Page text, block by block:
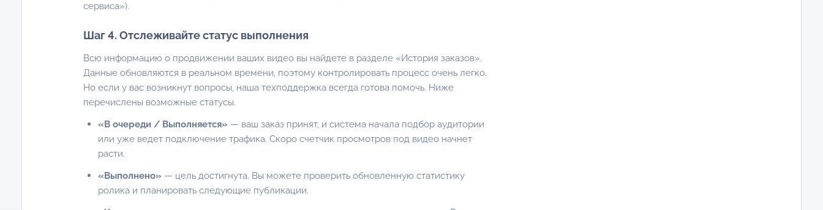
сервиса»).
Шаг 4. Отслеживайте статус выполнения
Всю информацию о продвижении ваших видео вы найдете в разделе «История заказов».
Данные обновляются в реальном времени, поэтому контролировать процесс очень легко.
Но если у вас возникнут вопросы, наша техподдержка всегда готова помочь. Ниже
перечислены возможные статусы.
«В очереди / Выполняется» — ваш заказ принят, и система начала подбор аудитории
или уже ведет подключение трафика. Скоро счетчик просмотров под видео начнет
расти.
«Выполнено» — цель достигнута. Вы можете проверить обновленную статистику
ролика и планировать следующие публикации.